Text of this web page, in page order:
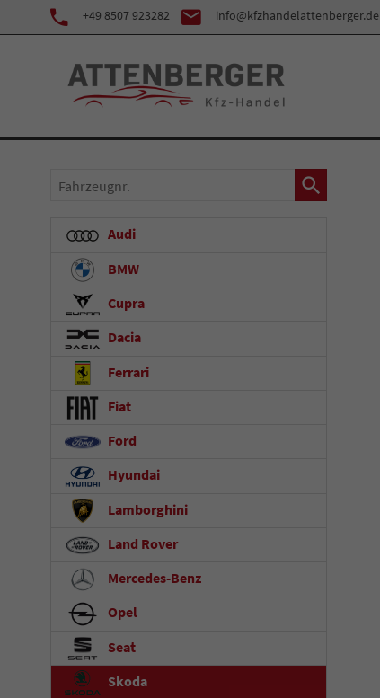
+49 8507 923282 info@kfzhandelattenberger.de
Fahrzeugnr.
Audi
BMW
Cupra
Dacia
Ferrari
Fiat
Ford
Hyundai
Lamborghini
Land Rover
Mercedes-Benz
Opel
Seat
Skoda